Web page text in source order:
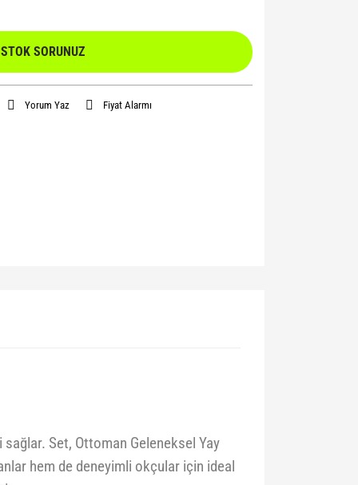
STOK SORUNUZ
Yorum Yaz Fiyat Alarmı
Set, Ottoman Geleneksel Yay
hem de deneyimli okçular için ideal